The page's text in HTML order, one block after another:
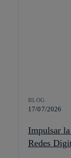
BLOG
17/07/2026
Impulsar
Redes